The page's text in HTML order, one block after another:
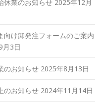
休業のお知らせ 2025年12月
向け卸発注フォームのご案内
月3日
のお知らせ 2025年8月13日
のお知らせ 2024年11月14日